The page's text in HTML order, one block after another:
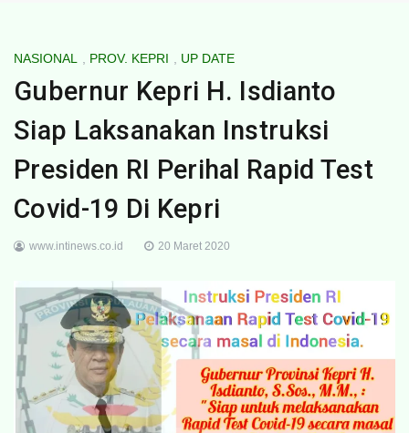
NASIONAL , PROV. KEPRI , UP DATE
Gubernur Kepri H. Isdianto
Siap Laksanakan Instruksi
Presiden RI Perihal Rapid Test
Covid-19 Di Kepri
www.intinews.co.id 20 Maret 2020